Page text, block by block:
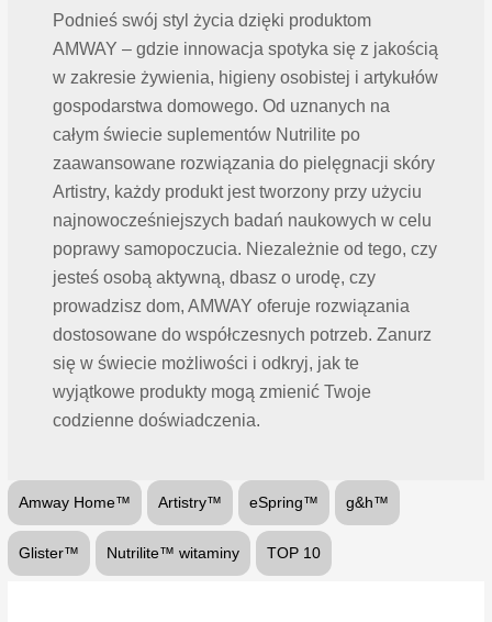
Podnieś swój styl życia dzięki produktom
AMWAY – gdzie innowacja spotyka się z jakością
w zakresie żywienia, higieny osobistej i artykułów
gospodarstwa domowego. Od uznanych na
całym świecie suplementów Nutrilite po
zaawansowane rozwiązania do pielęgnacji skóry
Artistry, każdy produkt jest tworzony przy użyciu
najnowocześniejszych badań naukowych w celu
poprawy samopoczucia. Niezależnie od tego, czy
jesteś osobą aktywną, dbasz o urodę, czy
prowadzisz dom, AMWAY oferuje rozwiązania
dostosowane do współczesnych potrzeb. Zanurz
się w świecie możliwości i odkryj, jak te
wyjątkowe produkty mogą zmienić Twoje
codzienne doświadczenia.
Amway Home™ Artistry™ eSpring™ g&h™
Glister™ Nutrilite™ witaminy TOP 10